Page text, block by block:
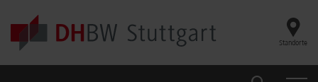
Skip to main content
Standorte